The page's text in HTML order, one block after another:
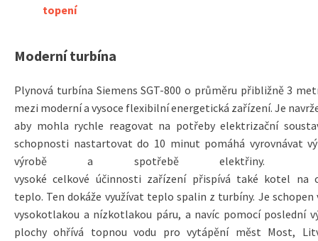
topení
Moderní turbína
Plynová turbína Siemens SGT-800 o průměru přibližně 3
mezi moderní a vysoce flexibilní energetická zařízení. Je
aby mohla rychle reagovat na potřeby elektrizační
schopnosti nastartovat do 10 minut pomáhá vyrovnávat
výrobě a spotřebě
vysoké celkové účinnosti zařízení přispívá také kotel na
teplo. Ten dokáže využívat teplo spalin z turbíny. Je schopen
vysokotlakou a nízkotlakou páru, a navíc pomocí poslední
plochy ohřívá topnou vodu pro vytápění měst Most,